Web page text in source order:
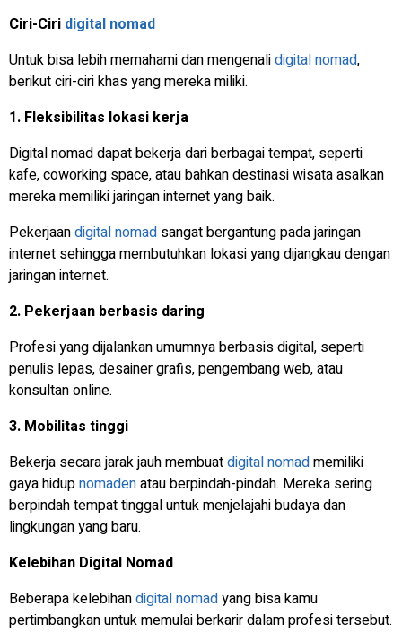
Ciri-Ciri digital nomad
Untuk bisa lebih memahami dan mengenalidigital nomad,
berikut ciri-ciri khas yang mereka miliki.
1. Fleksibilitas lokasi kerja
Digital nomad dapat bekerja dari berbagai tempat, seperti
kafe, coworking space, atau bahkan destinasi wisata asalkan
mereka memiliki jaringan internet yang baik.
Pekerjaandigital nomad sangat bergantung pada jaringan
internet sehingga membutuhkan lokasi yang dijangkau dengan
jaringan internet.
2. Pekerjaan berbasis daring
Profesi yang dijalankan umumnya berbasis digital, seperti
penulis lepas, desainer grafis, pengembang web, atau
konsultan online.
3. Mobilitas tinggi
Bekerja secara jarak jauh membuatdigital nomadmemiliki
gaya hidupnomadenatau berpindah-pindah. Mereka sering
berpindah tempat tinggal untuk menjelajahi budaya dan
lingkungan yang baru.
Kelebihan Digital Nomad
Beberapa kelebihandigital nomadyang bisa kamu
pertimbangkan untuk memulai berkarir dalam profesi tersebut.